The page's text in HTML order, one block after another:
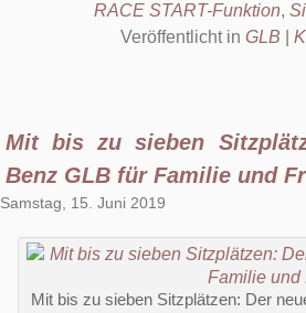
RACE START-Funktion,
Veröffentlicht in GLB
Mit bis zu sieben
Benz GLB für Familie und
Samstag, 15. Juni 2019
Mit bis zu sieben Sitzplätzen: Der